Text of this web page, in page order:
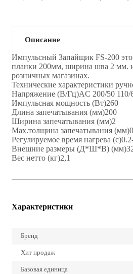
Описание
Импульсный Запайщик FS-200
планки 200мм, ширина шва 2 мм.
розничных магазинах.
Технические характеристики
Напряжение (В/Гц)AC 200/50 110/
Импульсная мощность (Вт)260
Длина запечатывания (мм)200
Ширина запечатывания (мм)2
Max.толщина запечатывания
Регулируемое время нагрева
Внешние размеры (Д*Ш*В)
Вес нетто (кг)2,1
Характеристики
Бренд
Хит продаж
Базовая единица